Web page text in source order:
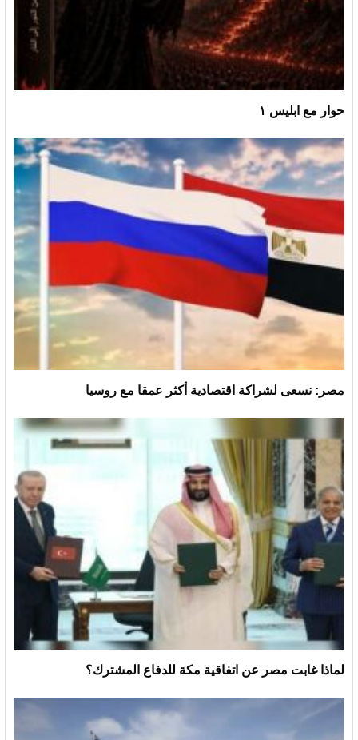
حوار مع ابليس ١
مصر: نسعى لشراكة اقتصادية أكثر عمقا مع روسيا
لماذا غابت مصر عن اتفاقية مكة للدفاع المشترك؟